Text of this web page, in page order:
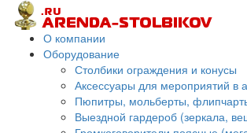
О компании
Оборудование
Столбики ограждения и конусы
Аксессуары для мероприятий в
Пюпитры, мольберты,
Выездной гардероб (зеркала,